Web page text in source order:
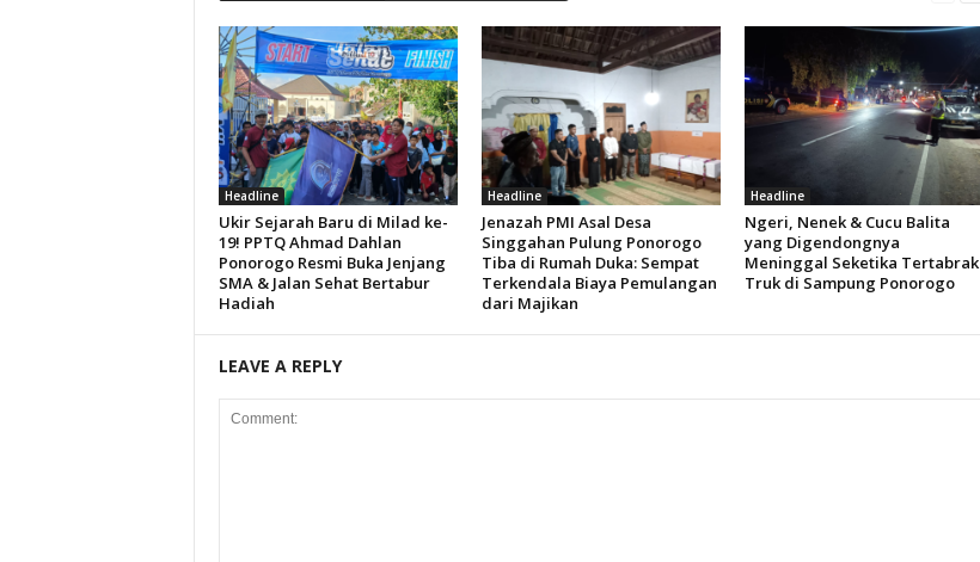
Headline
Ukir Sejarah Baru di Milad ke-
19! PPTQ Ahmad Dahlan
Ponorogo Resmi Buka Jenjang
SMA & Jalan Sehat Bertabur
Hadiah
Headline
Jenazah PMI Asal Desa
Singgahan Pulung Ponorogo
Tiba di Rumah Duka: Sempat
Terkendala Biaya Pemulangan
dari Majikan
Headline
Ngeri, Nenek & Cucu Balita
yang Digendongnya
Meninggal Seketika Tertabrak
Truk di Sampung Ponorogo
LEAVE A REPLY